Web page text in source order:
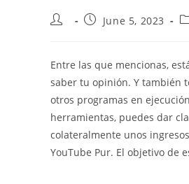
Post
PostJune 5, 2023
Entre las que mencionas,
saber tu opinión. Y también
otros programas en
herramientas, puedes dar
colateralmente unos
YouTube Pur. El objetivo de